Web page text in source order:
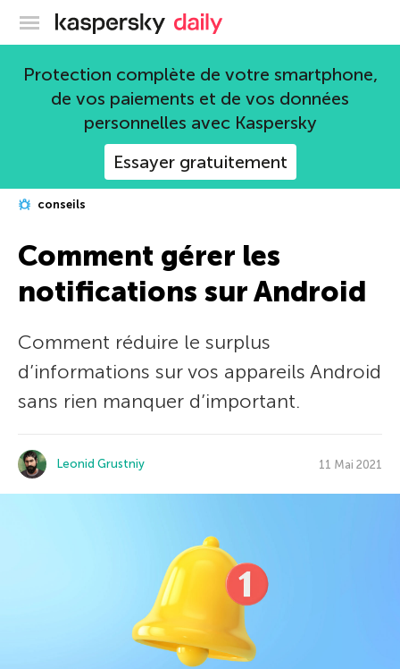
Blog officiel de Kaspersky
Protection complète de votre smartphone,
de vos paiements et de vos données
personnelles avec Kaspersky
Essayer gratuitement
conseils
Comment gérer les
notifications sur Android
Comment réduire le surplus
d’informations sur vos appareils Android
sans rien manquer d’important.
Leonid Grustniy 11 Mai 2021